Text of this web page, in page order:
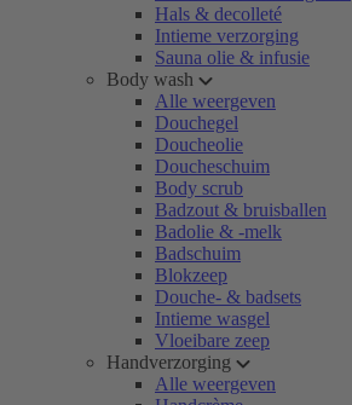
Hals & decolleté
Intieme verzorging
Sauna olie & infusie
Body wash
Alle weergeven
Douchegel
Doucheolie
Doucheschuim
Body scrub
Badzout & bruisballen
Badolie & -melk
Badschuim
Blokzeep
Douche- & badsets
Intieme wasgel
Vloeibare zeep
Handverzorging
Alle weergeven